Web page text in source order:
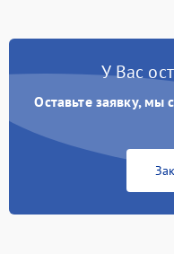
Нестабильная яркость или
Неравномерная подсветка
автоматическая коррекция
трапеции (Keystone)
У Вас
Оставьте заявку,